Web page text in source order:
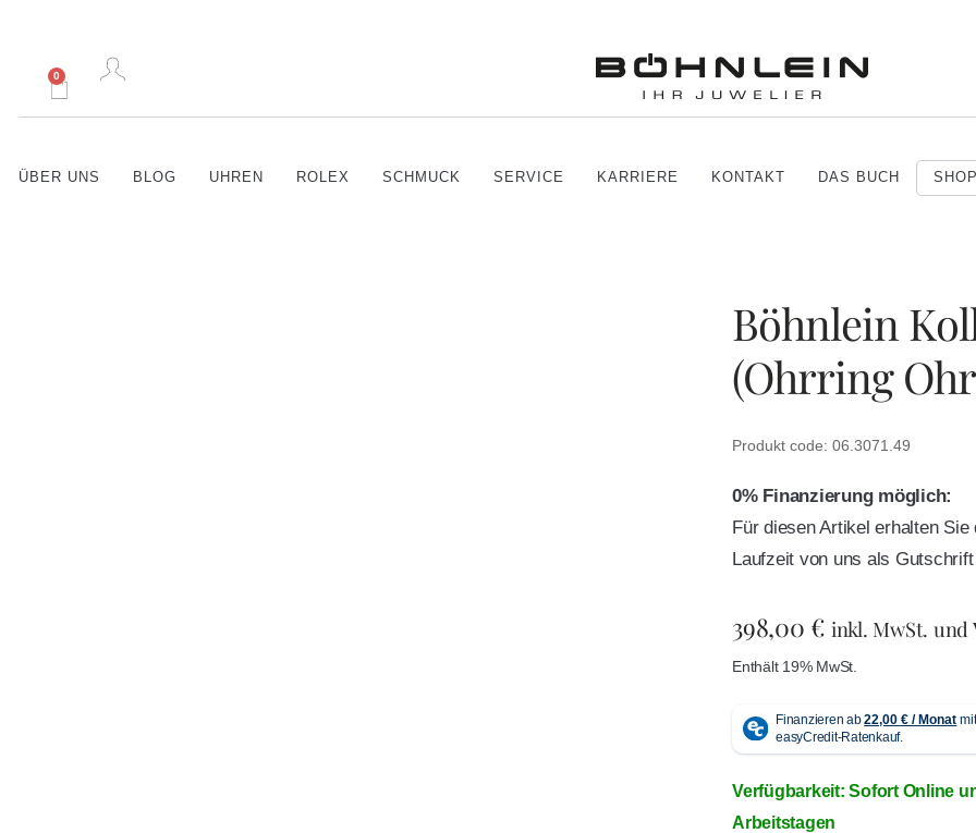
0
ÜBER UNS BLOG UHREN ROLEX SCHMUCK SERVICE KARRIERE KONTAKT DAS BUCH
Böhnlein
(Ohrring
Produkt code: 06.3071.49
0% Finanzierung möglich:
Für diesen Artikel erhalten
Laufzeit von uns als
398,00€ inkl. MwSt. und
Enthält 19% MwSt.
Verfügbarkeit: Sofort Online
Arbeitstagen